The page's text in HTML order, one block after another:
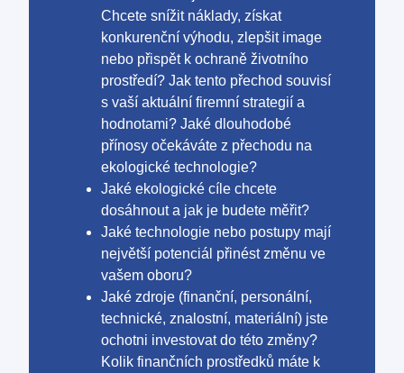
Chcete snížit náklady, získat
konkurenční výhodu, zlepšit image
nebo přispět k ochraně životního
prostředí? Jak tento přechod souvisí
s vaší aktuální firemní strategií a
hodnotami? Jaké dlouhodobé
přínosy očekáváte z přechodu na
ekologické technologie?
Jaké ekologické cíle chcete
dosáhnout a jak je budete měřit?
Jaké technologie nebo postupy mají
největší potenciál přinést změnu ve
vašem oboru?
Jaké zdroje (finanční, personální,
technické, znalostní, materiální) jste
ochotni investovat do této změny?
Kolik finančních prostředků máte k